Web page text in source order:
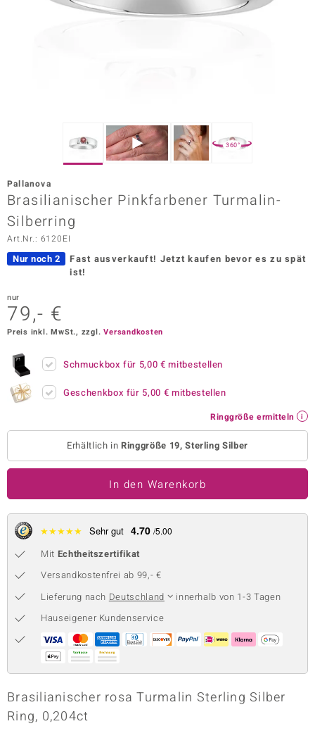
Vogue
BY DE MELO
Collection
360°
Pallanova
Brasilianischer Pinkfarbener Turmalin-
Silberring
Art.Nr.: 6120EI
Nur noch 2 Fast ausverkauft! Jetzt kaufen bevor es zu spät
ist!
nur
79,- €
Preis inkl. MwSt., zzgl.Versandkosten
Schmuckbox für 5,00 € mitbestellen
Geschenkbox für 5,00 € mitbestellen
Ringgröße ermitteln
Erhältlich inRinggröße 19, Sterling Silber
In den Warenkorb
★★★★★ Sehr gut 4.70 /5.00
Mit Echtheitszertifikat
Versandkostenfrei ab 99,- €
Lieferung nach Deutschland
innerhalb von 1-3 Tagen
Hauseigener Kundenservice
Brasilianischer rosa Turmalin Sterling Silber
Ring, 0,204ct